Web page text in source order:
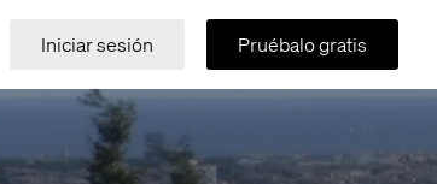
Iniciar sesión Pruébalo gratis